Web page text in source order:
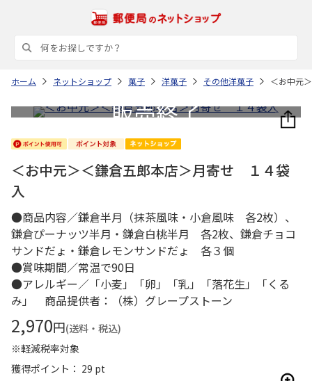
ホーム ネットショップ 菓子 洋菓子 その他洋菓子 ＜お中元
＜お中元＞＜鎌倉五郎本店＞月寄せ １４袋
入
●商品内容／鎌倉半月（抹茶風味・小倉風味 各2枚）、
鎌倉ぴーナッツ半月・鎌倉白桃半月 各2枚、鎌倉チョコ
サンドだょ・鎌倉レモンサンドだょ 各３個
●賞味期間／常温で90日
●アレルギー／「小麦」「卵」「乳」「落花生」「くる
み」 商品提供者：（株）グレープストーン
2,970円(送料・税込)
※軽減税率対象
獲得ポイント： 29 pt